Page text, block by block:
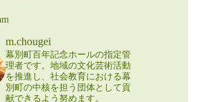
m.chougei
幕別町百年記念ホールの指定管
理者です。地域の文化芸術活動
を推進し、社会教育における幕
別町の中核を担う団体として貢
献できるよう努めます。